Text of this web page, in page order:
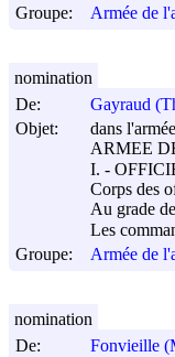
Groupe:
Armée de
De:
Gayraud
Objet:
dans
ARMEE
I. -
Corps des
Au grade
Les
Groupe:
Armée de
nomination
De:
Fonvieille
nomination